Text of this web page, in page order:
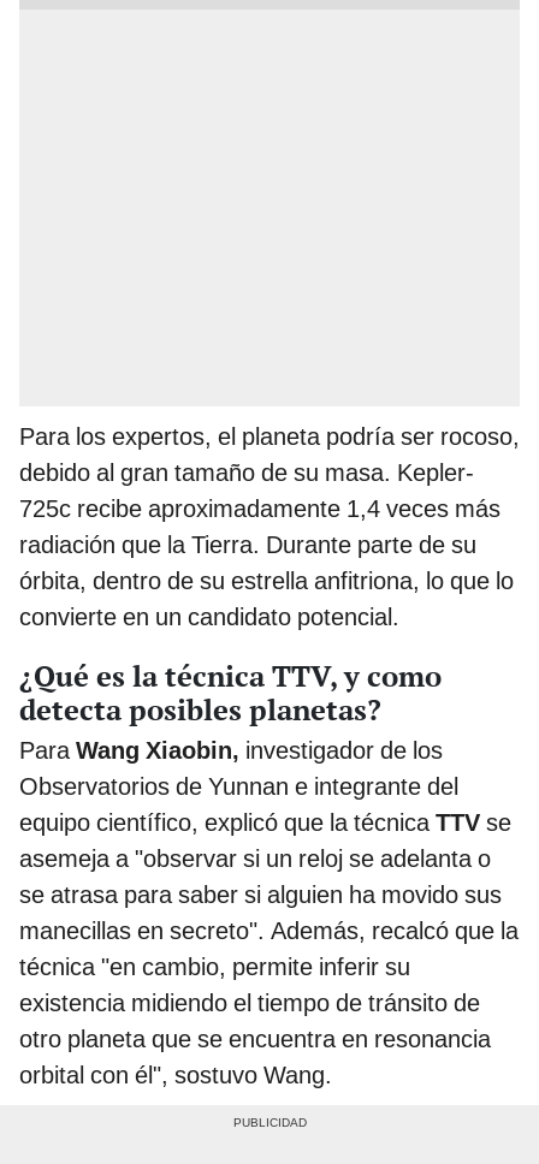
Para los expertos, el planeta podría ser rocoso,
debido al gran tamaño de su masa. Kepler-
725c recibe aproximadamente 1,4 veces más
radiación que la Tierra. Durante parte de su
órbita, dentro de su estrella anfitriona, lo que lo
convierte en un candidato potencial.
¿Qué es la técnica TTV, y como
detecta posibles planetas?
ParaWang Xiaobin, investigador de los
Observatorios de Yunnan e integrante del
equipo científico, explicó que la técnicaTTV se
asemeja a "observar si un reloj se adelanta o
se atrasa para saber si alguien ha movido sus
manecillas en secreto". Además, recalcó que la
técnica "en cambio, permite inferir su
existencia midiendo el tiempo de tránsito de
otro planeta que se encuentra en resonancia
orbital con él", sostuvo Wang.